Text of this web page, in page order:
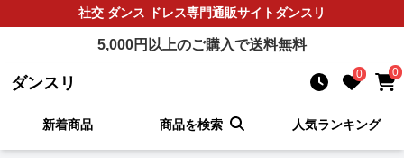
社交 ダンス ドレス専門通販サイトダンスリ
5,000円以上のご購入で送料無料
ダンスリ 0 0
新着商品 商品を検索 人気ランキング